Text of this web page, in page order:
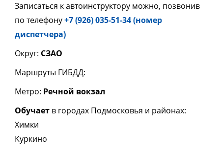
Записаться к автоинструктору можно, позвонив
по телефону+7 (926) 035-51-34 (номер
диспетчера)
Округ: СЗАО
Маршруты ГИБДД:
Метро: Речной вокзал
Обучает в городах Подмосковья и районах:
Химки
Куркино